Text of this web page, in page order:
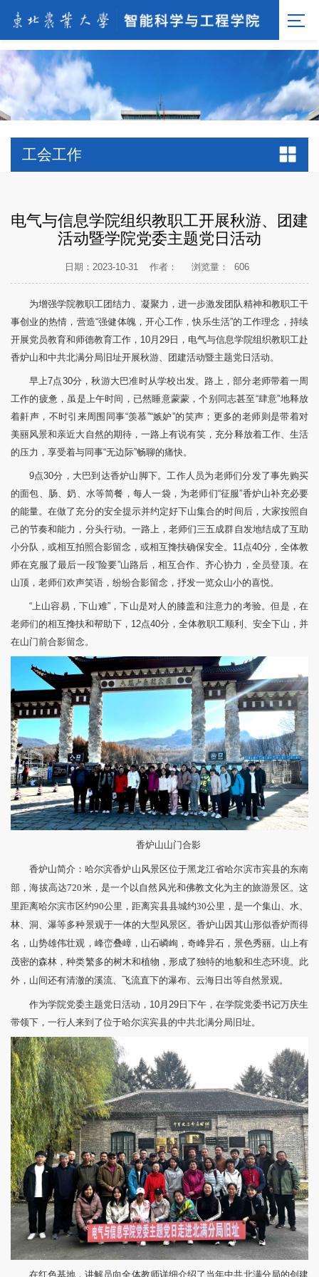
工会工作
电气与信息学院组织教职工开展秋游、团建
活动暨学院党委主题党日活动
日期：2023-10-31 作者： 浏览量： 606
为增强学院教职工团结力、凝聚力，进一步激发团队精神和教职工干
事创业的热情，营造“强健体魄，开心工作，快乐生活”的工作理念，持续
开展党员教育和师德教育工作，10月29日，电气与信息学院组织教职工赴
香炉山和中共北满分局旧址开展秋游、团建活动暨主题党日活动。
早上7点30分，秋游大巴准时从学校出发。路上，部分老师带着一周
工作的疲惫，虽是上午时间，已然睡意蒙蒙，个别同志甚至“肆意”地释放
着鼾声，不时引来周围同事“羡慕”“嫉妒”的笑声；更多的老师则是带着对
美丽风景和亲近大自然的期待，一路上有说有笑，充分释放着工作、生活
的压力，享受着与同事“无边际”畅聊的痛快。
9点30分，大巴到达香炉山脚下。工作人员为老师们分发了事先购买
的面包、肠、奶、水等简餐，每人一袋，为老师们“征服”香炉山补充必要
的能量。在做了充分的安全提示并约定好下山集合的时间后，大家按照自
己的节奏和能力，分头行动。一路上，老师们三五成群自发地结成了互助
小分队，或相互拍照合影留念，或相互搀扶确保安全。11点40分，全体教
师在克服了最后一段“险要”山路后，相互合作、齐心协力，全员登顶。在
山顶，老师们欢声笑语，纷纷合影留念，抒发一览众山小的喜悦。
“上山容易，下山难”，下山是对人的膝盖和注意力的考验。但是，在
老师们的相互搀扶和帮助下，12点40分，全体教职工顺利、安全下山，并
在山门前合影留念。
香炉山山门合影
香炉山简介：哈尔滨香炉山风景区位于黑龙江省哈尔滨市宾县的东南
部，海拔高达720米，是一个以自然风光和佛教文化为主的旅游景区。这
里距离哈尔滨市区约90公里，距离宾县县城约30公里，是一个集山、水、
林、洞、瀑等多种景观于一体的大型风景区。香炉山因其山形似香炉而得
名，山势雄伟壮观，峰峦叠嶂，山石嶙峋，奇峰异石，景色秀丽。山上有
茂密的森林，种类繁多的树木和植物，形成了独特的地貌和生态环境。此
外，山间还有清澈的溪流、飞流直下的瀑布、云海日出等自然景观。
作为学院党委主题党日活动，10月29日下午，在学院党委书记万庆生
带领下，一行人来到了位于哈尔滨宾县的中共北满分局旧址。
在红色基地，讲解员向全体教师详细介绍了当年中共北满分局的创建